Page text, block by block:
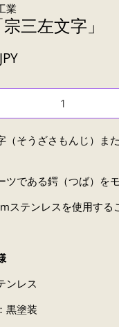
業
三左文字」
（そうざさもんじ）ま
ツである鍔（つば）を
ステンレスを使用する
ンレス
黒塗装